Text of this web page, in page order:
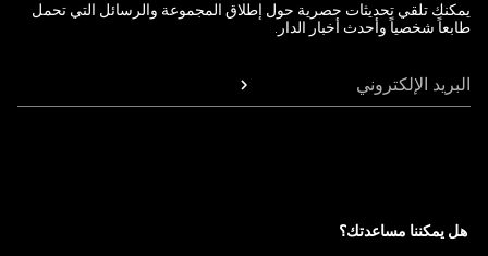
يمكنك تلقي تحديثات حصرية حول إطلاق المجموعة والرسائل التي تحمل
طابعاً شخصياً وأحدث أخبار الدار.
البريد الإلكتروني
هل يمكننا مساعدتك؟